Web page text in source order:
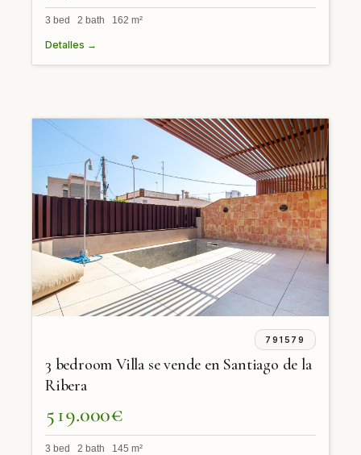
3 bed 2 bath 162 m²
Detalles →
791579
3 bedroom Villa se vende en Santiago de la
Ribera
519.000€
3 bed 2 bath 145 m²